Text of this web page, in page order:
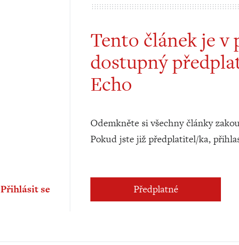
Tento článek je v
dostupný
Echo
Odemkněte si všechny články
Pokud jste již předplatitel/ka,
Předplatné
Přihlásit se